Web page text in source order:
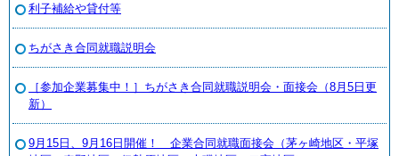
利子補給や貸付等
ちがさき合同就職説明会
［参加企業募集中！］ちがさき合同就職説明会・面接会（8月5日更
新）
9月15日、9月16日開催！ 企業合同就職面接会（茅ヶ崎地区・平塚